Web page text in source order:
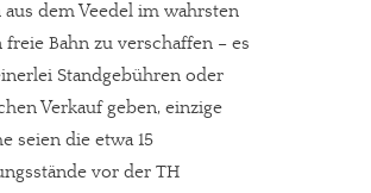
dem Veedel im wahrsten
Bahn zu verschaffen – es
Standgebühren oder
Verkauf geben, einzige
seien die etwa 15
vor der TH